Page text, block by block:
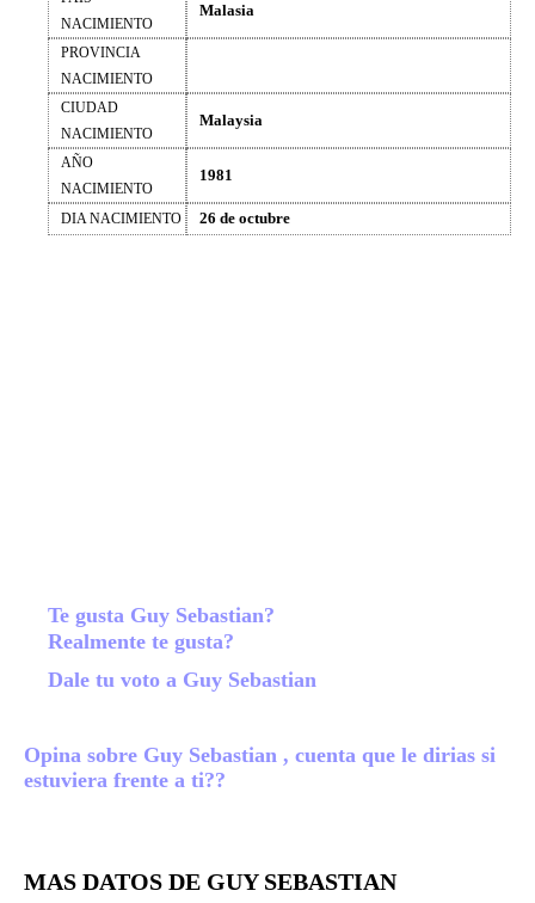
NACIMIENTO
Malasia
PROVINCIA
NACIMIENTO
CIUDAD
NACIMIENTO
Malaysia
AÑO
NACIMIENTO
1981
DIA NACIMIENTO 26 de octubre
Te gusta Guy Sebastian?
Realmente te gusta?
Dale tu voto a Guy Sebastian
Opina sobre Guy Sebastian , cuenta que le dirias si
estuviera frente a ti??
MAS DATOS DE GUY SEBASTIAN